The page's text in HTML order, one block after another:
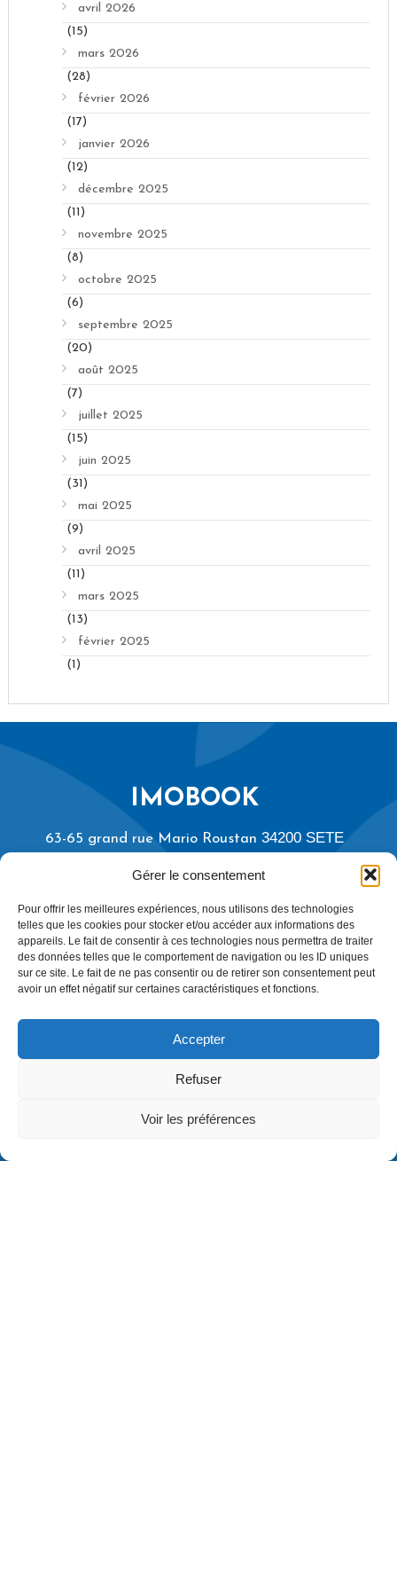
Gérer le consentement
Pour offrir les meilleures expériences, nous utilisons des technologies
telles que les cookies pour stocker et/ou accéder aux informations des
appareils. Le fait de consentir à ces technologies nous permettra de traiter
des données telles que le comportement de navigation ou les ID uniques
sur ce site. Le fait de ne pas consentir ou de retirer son consentement peut
avoir un effet négatif sur certaines caractéristiques et fonctions.
Accepter
Refuser
Voir les préférences
avril 2026
(15)
mars 2026
(28)
février 2026
(17)
janvier 2026
(12)
décembre 2025
(11)
novembre 2025
(8)
octobre 2025
(6)
septembre 2025
(20)
août 2025
(7)
juillet 2025
(15)
juin 2025
(31)
mai 2025
(9)
avril 2025
(11)
mars 2025
(13)
février 2025
(1)
IMOBOOK
63-65 grand rue Mario Roustan 34200 SETE
NOUS ÉCRIRE